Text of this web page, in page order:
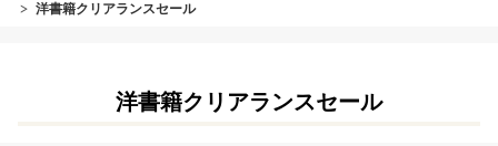
洋書籍クリアランスセール
洋書籍クリアランスセール